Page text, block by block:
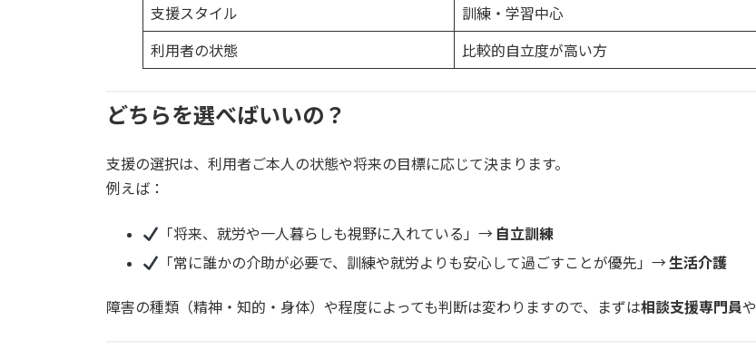
支援スタイル 訓練・学習中心
利用者の状態 比較的自立度が高い方
どちらを選べばいいの？
支援の選択は、利用者ご本人の状態や将来の目標に応じて決まります。
例えば：
「将来、就労や一人暮らしも視野に入れている」→ 自立訓練
「常に誰かの介助が必要で、訓練や就労よりも安心して過ごすことが優先」→生活介護
障害の種類（精神・知的・身体）や程度によっても判断は変わりますので、まずは相談支援専門員や